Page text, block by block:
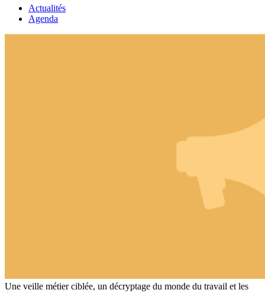
Actualités
Agenda
Une veille métier ciblée, un décryptage du monde du travail et les